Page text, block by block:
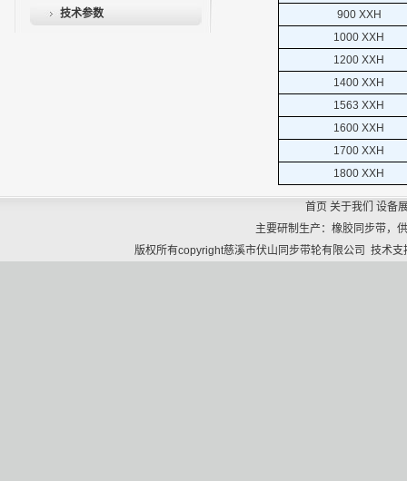
技术参数
900 XXH
1000 XXH
1200 XXH
1400 XXH
1563 XXH
1600 XXH
1700 XXH
1800 XXH
首页 关于我们 设备
主要研制生产：橡胶同步带，
版权所有copyright慈溪市伏山同步带轮有限公司 技术